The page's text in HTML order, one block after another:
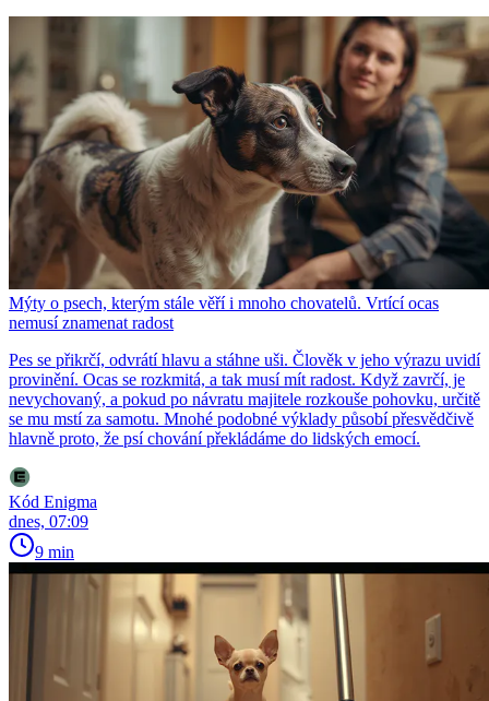
Mýty o psech, kterým stále věří i mnoho chovatelů. Vrtící ocas
nemusí znamenat radost
Pes se přikrčí, odvrátí hlavu a stáhne uši. Člověk v jeho výrazu uvidí
provinění. Ocas se rozkmitá, a tak musí mít radost. Když zavrčí, je
nevychovaný, a pokud po návratu majitele rozkouše pohovku, určitě
se mu mstí za samotu. Mnohé podobné výklady působí přesvědčivě
hlavně proto, že psí chování překládáme do lidských emocí.
Kód Enigma
dnes, 07:09
9 min